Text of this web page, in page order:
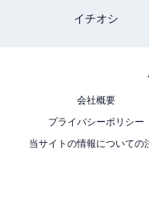
イチオシ
会社概要
プライバシーポリシー
当サイトの情報についての